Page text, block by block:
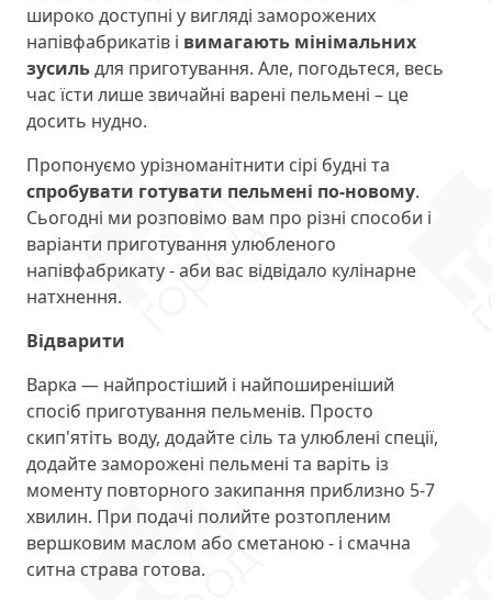
широко доступні у вигляді заморожених
напівфабрикатів і вимагають мінімальних
зусильдля приготування. Але, погодьтеся, весь
час їсти лише звичайні варені пельмені – це
досить нудно.
Пропонуємо урізноманітнити сірі будні та
спробувати готувати пельмені по-новому.
Сьогодні ми розповімо вам про різні способи і
варіанти приготування улюбленого
напівфабрикату - аби вас відвідало кулінарне
натхнення.
Відварити
Варка — найпростіший і найпоширеніший
спосіб приготування пельменів. Просто
скип'ятіть воду, додайте сіль та улюблені спеції,
додайте заморожені пельмені та варіть із
моменту повторного закипання приблизно 5-7
хвилин. При подачі полийте розтопленим
вершковим маслом або сметаною - і смачна
ситна страва готова.